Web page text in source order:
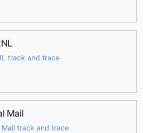
track and trace
Mail
Mail track and trace